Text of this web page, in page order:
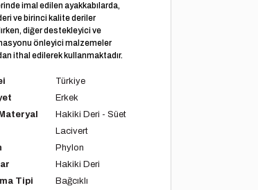
imal edilen ayakkabılarda,
ve birinci kalite deriler
diğer destekleyici ve
önleyici malzemeler
ithal edilerek kullanmaktadır.
Türkiye
Erkek
Hakiki Deri - Süet
Lacivert
Phylon
Hakiki Deri
Tipi
Bağcıklı